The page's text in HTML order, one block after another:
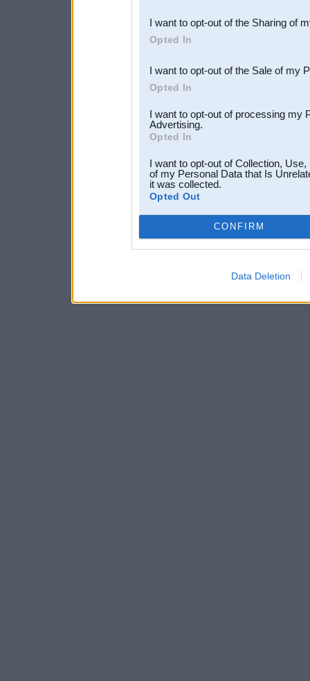
Downstream Participants
third parties.
I want to opt-out of the Sharing of
Opted In
I want to opt-out of the Sale of my
Opted In
I want to opt-out of processing my
Advertising.
Opted In
I want to opt-out of Collection,
of my Personal Data that Is
it was collected.
Opted Out
CONFIRM
Data Deletion